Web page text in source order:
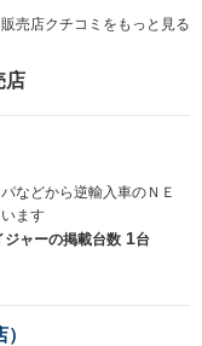
売店クチコミをもっと見る
店
などから逆輸入車のＮＥ
ます
ジャーの掲載台数 1台